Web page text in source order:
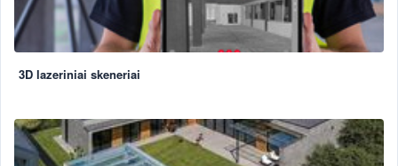
3D lazeriniai skeneriai